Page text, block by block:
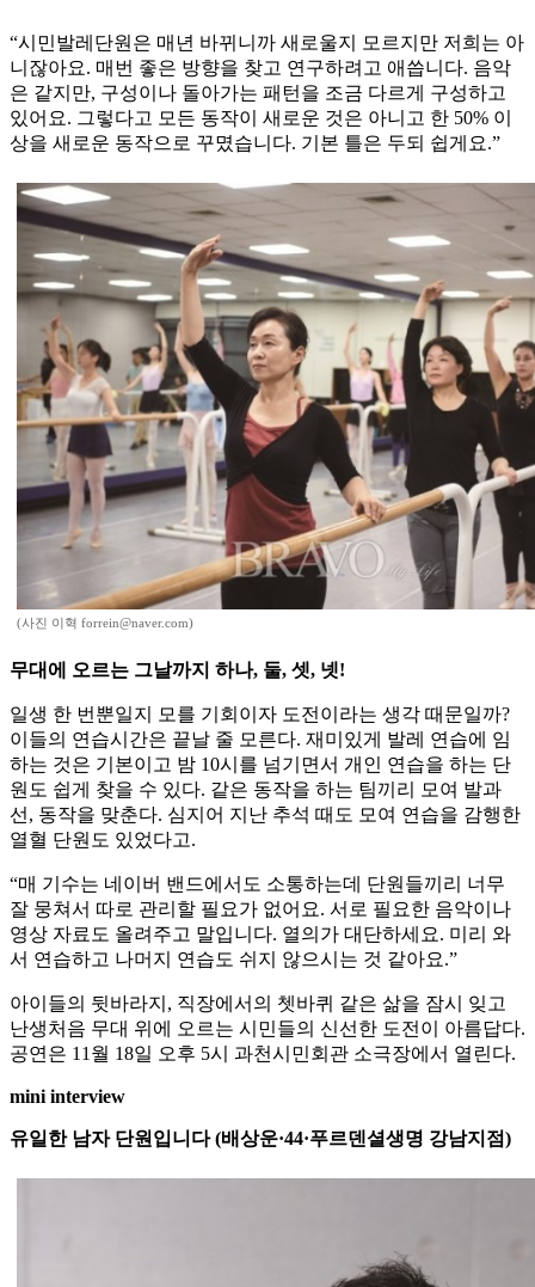
“시민발레단원은 매년 바뀌니까 새로울지 모르지만 저희는 아
니잖아요. 매번 좋은 방향을 찾고 연구하려고 애씁니다. 음악
은 같지만, 구성이나 돌아가는 패턴을 조금 다르게 구성하고
있어요. 그렇다고 모든 동작이 새로운 것은 아니고 한 50% 이
상을 새로운 동작으로 꾸몄습니다. 기본 틀은 두되 쉽게요.”
(사진 이혁 forrein@naver.com)
무대에 오르는 그날까지 하나, 둘, 셋, 넷!
일생 한 번뿐일지 모를 기회이자 도전이라는 생각 때문일까?
이들의 연습시간은 끝날 줄 모른다. 재미있게 발레 연습에 임
하는 것은 기본이고 밤 10시를 넘기면서 개인 연습을 하는 단
원도 쉽게 찾을 수 있다. 같은 동작을 하는 팀끼리 모여 발과
선, 동작을 맞춘다. 심지어 지난 추석 때도 모여 연습을 감행한
열혈 단원도 있었다고.
“매 기수는 네이버 밴드에서도 소통하는데 단원들끼리 너무
잘 뭉쳐서 따로 관리할 필요가 없어요. 서로 필요한 음악이나
영상 자료도 올려주고 말입니다. 열의가 대단하세요. 미리 와
서 연습하고 나머지 연습도 쉬지 않으시는 것 같아요.”
아이들의 뒷바라지, 직장에서의 쳇바퀴 같은 삶을 잠시 잊고
난생처음 무대 위에 오르는 시민들의 신선한 도전이 아름답다.
공연은 11월 18일 오후 5시 과천시민회관 소극장에서 열린다.
mini interview
유일한 남자 단원입니다 (배상운·44·푸르덴셜생명 강남지점)